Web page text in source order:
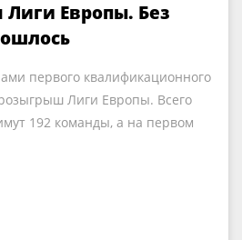
Европы. Без
первого квалификационного
Лиги Европы. Всего
192 команды, а на первом